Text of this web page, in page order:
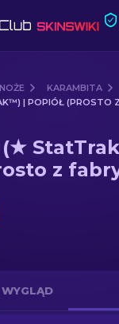
NOŻE
KARAMBITA
| POPIÓŁ (PROSTO Z
(★ StatTrak™)
z